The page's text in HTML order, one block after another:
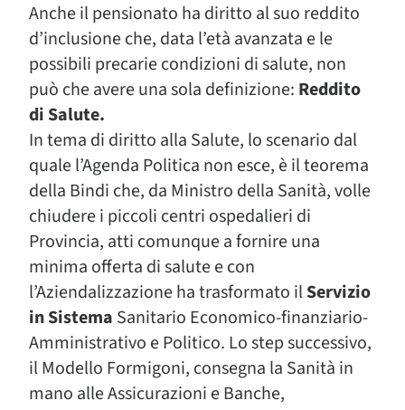
Anche il pensionato ha diritto al suo reddito
d’inclusione che, data l’età avanzata e le
possibili precarie condizioni di salute, non
può che avere una sola definizione: Reddito
di Salute.
In tema di diritto alla Salute, lo scenario dal
quale l’Agenda Politica non esce, è il teorema
della Bindi che, da Ministro della Sanità, volle
chiudere i piccoli centri ospedalieri di
Provincia, atti comunque a fornire una
minima offerta di salute e con
l’Aziendalizzazione ha trasformato ilServizio
in Sistema Sanitario Economico-finanziario-
Amministrativo e Politico. Lo step successivo,
il Modello Formigoni, consegna la Sanità in
mano alle Assicurazioni e Banche,